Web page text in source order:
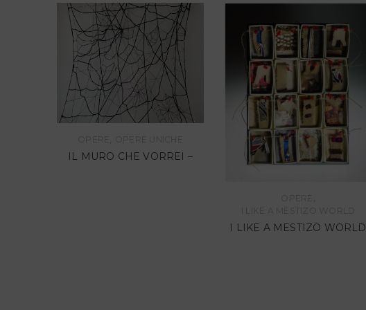
IL MURO CHE VORREI –
I LIKE A MESTIZO WORLD